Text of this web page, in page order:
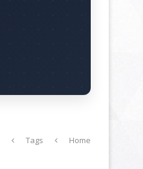
Home
Tags